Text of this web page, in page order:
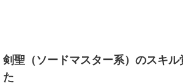
剣聖（ソードマスター系）のスキル
た